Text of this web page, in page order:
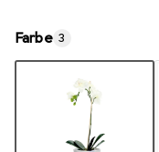
Farbe 3